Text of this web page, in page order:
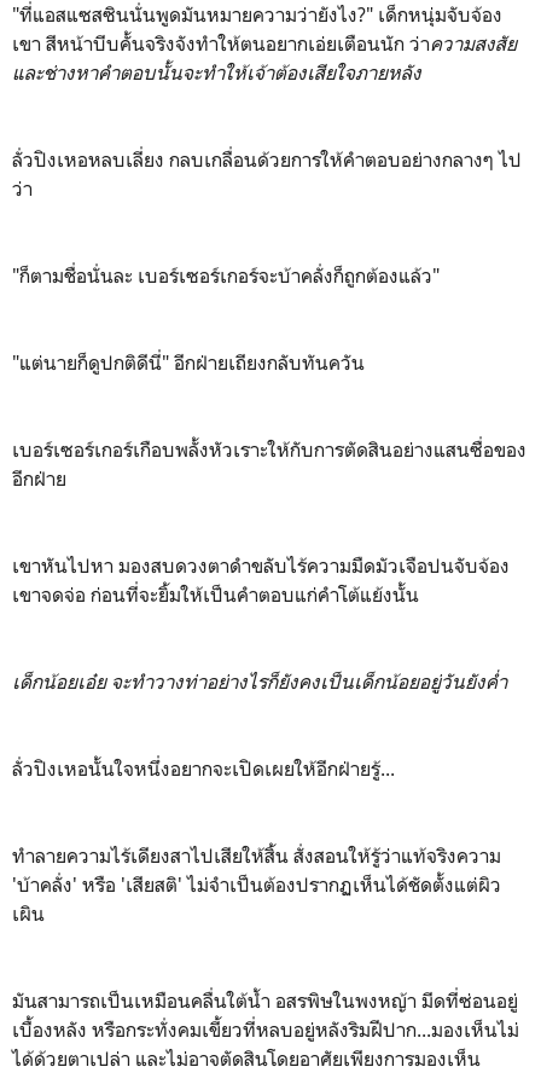
"ที่แอสแซสซินนั่นพูดมันหมายความว่ายังไง?" เด็กหนุ่มจับจ้อง
เขา สีหน้าบีบคั้นจริงจังทำให้ตนอยากเอ่ยเตือนนัก ว่าความสงสัย
และช่างหาคำตอบนั้นจะทำให้เจ้าต้องเสียใจภายหลัง
ลั่วปิงเหอหลบเลี่ยง กลบเกลื่อนด้วยการให้คำตอบอย่างกลางๆ ไป
ว่า
"ก็ตามชื่อนั่นละ เบอร์เซอร์เกอร์จะบ้าคลั่งก็ถูกต้องแล้ว"
"แต่นายก็ดูปกติดีนี่" อีกฝ่ายเถียงกลับทันควัน
เบอร์เซอร์เกอร์เกือบพลั้งหัวเราะให้กับการตัดสินอย่างแสนซื่อของ
อีกฝ่าย
เขาหันไปหา มองสบดวงตาดำขลับไร้ความมืดมัวเจือปนจับจ้อง
เขาจดจ่อ ก่อนที่จะยิ้มให้เป็นคำตอบแก่คำโต้แย้งนั้น
เด็กน้อยเอ๋ย จะทำวางท่าอย่างไรก็ยังคงเป็นเด็กน้อยอยู่วันยังค่ำ
ลั่วปิงเหอนั้นใจหนึ่งอยากจะเปิดเผยให้อีกฝ่ายรู้...
ทำลายความไร้เดียงสาไปเสียให้สิ้น สั่งสอนให้รู้ว่าแท้จริงความ
'บ้าคลั่ง' หรือ 'เสียสติ' ไม่จำเป็นต้องปรากฏเห็นได้ชัดตั้งแต่ผิว
เผิน
มันสามารถเป็นเหมือนคลื่นใต้น้ำ อสรพิษในพงหญ้า มีดที่ซ่อนอยู่
เบื้องหลัง หรือกระทั่งคมเขี้ยวที่หลบอยู่หลังริมฝีปาก...มองเห็นไม่
ได้ด้วยตาเปล่า และไม่อาจตัดสินโดยอาศัยเพียงการมองเห็น